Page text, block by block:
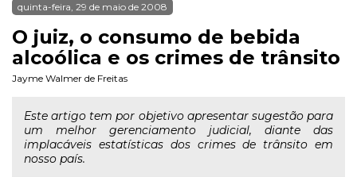
quinta-feira, 29 de maio de 2008
O juiz, o consumo de bebida
alcoólica e os crimes de trânsito
Jayme Walmer de Freitas
Este artigo tem por objetivo apresentar sugestão para
um melhor gerenciamento judicial, diante das
implacáveis estatísticas dos crimes de trânsito em
nosso país.